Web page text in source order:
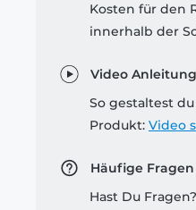
Kosten für den
innerhalb der
Video Anleitung
So gestaltest
Produkt: Video
Häufige Fragen
Hast Du